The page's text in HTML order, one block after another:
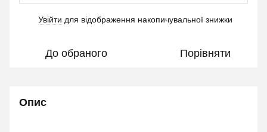
Увійти для відображення накопичувальної знижки
До обраного Порівняти
Опис